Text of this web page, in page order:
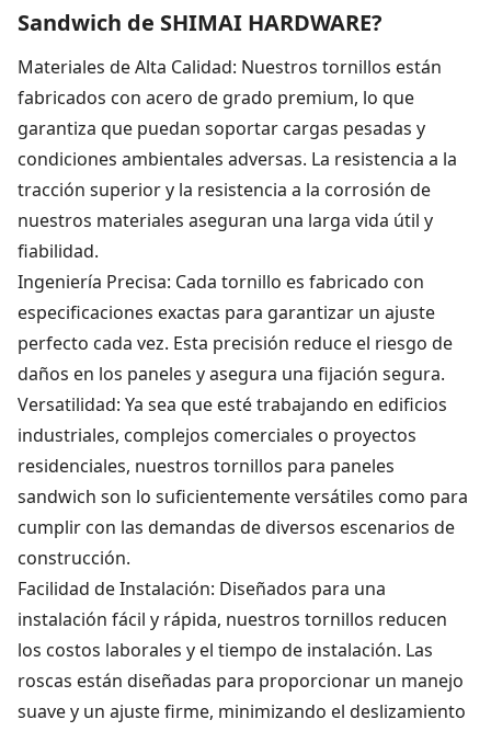
Sandwich de SHIMAI HARDWARE?
Materiales de Alta Calidad: Nuestros tornillos están
fabricados con acero de grado premium, lo que
garantiza que puedan soportar cargas pesadas y
condiciones ambientales adversas. La resistencia a la
tracción superior y la resistencia a la corrosión de
nuestros materiales aseguran una larga vida útil y
fiabilidad.
Ingeniería Precisa: Cada tornillo es fabricado con
especificaciones exactas para garantizar un ajuste
perfecto cada vez. Esta precisión reduce el riesgo de
daños en los paneles y asegura una fijación segura.
Versatilidad: Ya sea que esté trabajando en edificios
industriales, complejos comerciales o proyectos
residenciales, nuestros tornillos para paneles
sandwich son lo suficientemente versátiles como para
cumplir con las demandas de diversos escenarios de
construcción.
Facilidad de Instalación: Diseñados para una
instalación fácil y rápida, nuestros tornillos reducen
los costos laborales y el tiempo de instalación. Las
roscas están diseñadas para proporcionar un manejo
suave y un ajuste firme, minimizando el deslizamiento